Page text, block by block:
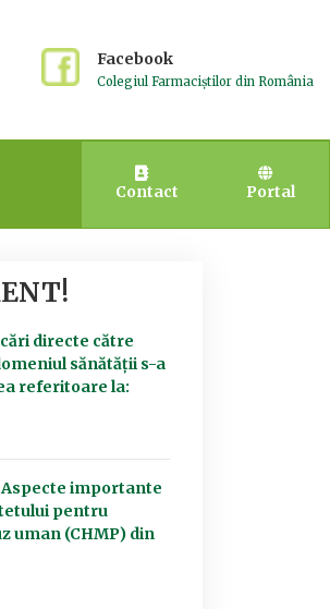
Facebook
Colegiul Farmaciștilor din România
Contact Portal
directe către
sănătății s-a
referitoare la:
Aspecte importante
pentru
uman (CHMP) din